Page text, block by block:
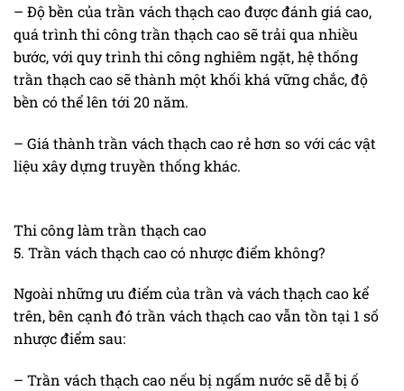
– Độ bền của trần vách thạch cao được đánh giá cao,
quá trình thi công trần thạch cao sẽ trải qua nhiều
bước, với quy trình thi công nghiêm ngặt, hệ thống
trần thạch cao sẽ thành một khối khá vững chắc, độ
bền có thể lên tới 20 năm.
– Giá thành trần vách thạch cao rẻ hơn so với các vật
liệu xây dựng truyền thống khác.
Thi công làm trần thạch cao
5. Trần vách thạch cao có nhược điểm không?
Ngoài những ưu điểm của trần và vách thạch cao kể
trên, bên cạnh đó trần vách thạch cao vẫn tồn tại 1 số
nhược điểm sau:
– Trần vách thạch cao nếu bị ngấm nước sẽ dễ bị ố